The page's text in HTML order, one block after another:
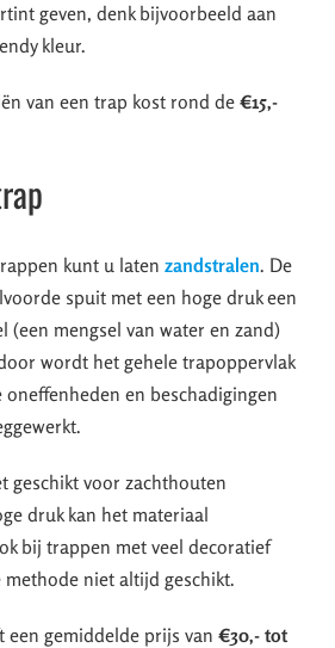
geven, denk bijvoorbeeld aan
kleur.
van een trap kost rond de €15,-
kunt u laten zandstralen. De
spuit met een hoge druk een
(een mengsel van water en zand)
wordt het gehele trapoppervlak
en beschadigingen
geschikt voor zachthouten
druk kan het materiaal
bij trappen met veel decoratief
niet altijd geschikt.
een gemiddelde prijs van €30,- tot